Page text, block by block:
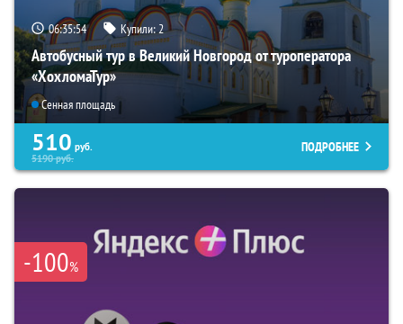
06:35:53 Купили:2
Автобусный тур в Великий Новгород от туроператора
«ХохломаТур»
Сенная площадь
510 руб.
5190руб.
ПОДРОБНЕЕ
-100%